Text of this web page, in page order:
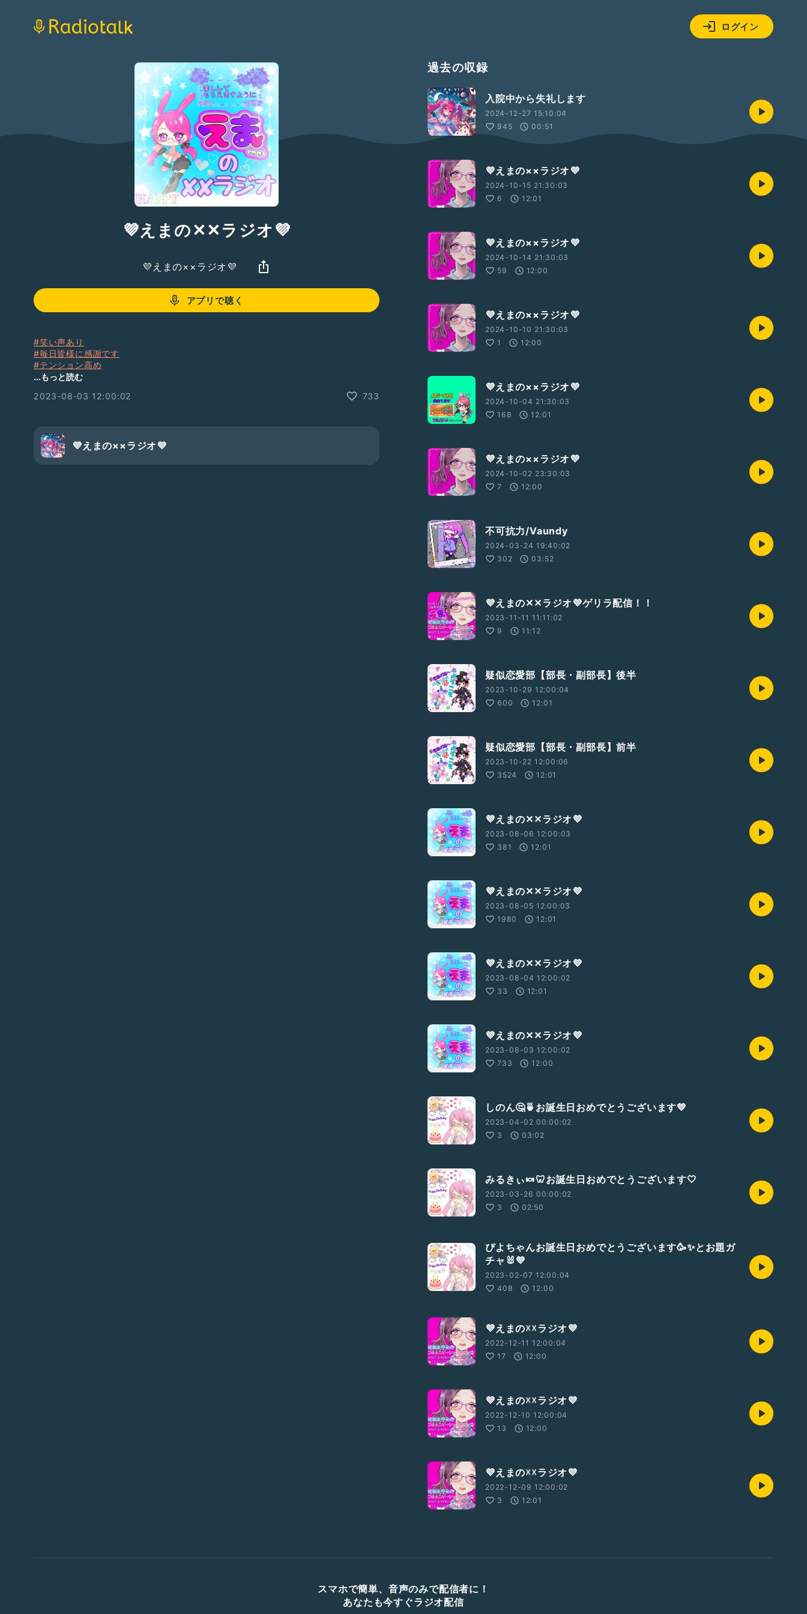
ログイン
💜えまの✕✕ラジオ💜
💜えまの××ラジオ💜
アプリで聴く
#笑い声あり
#毎日皆様に感謝です
#テンション高め
#皆様に聞きたい！
#新人さんいらっしゃい
#えまだから…許されたい
#わいわい楽しく過ごして欲しいと願います！
#皆様のおかげです！！
...もっと読む
2023-08-03 12:00:02
733
💜えまの××ラジオ💜
過去の収録
入院中から失礼します
2024-12-27 15:10:04
945
00:51
💜えまの××ラジオ💜
2024-10-15 21:30:03
6
12:01
💜えまの××ラジオ💜
2024-10-14 21:30:03
59
12:00
💜えまの××ラジオ💜
2024-10-10 21:30:03
1
12:00
💜えまの××ラジオ💜
2024-10-04 21:30:03
168
12:01
💜えまの××ラジオ💜
2024-10-02 23:30:03
7
12:00
不可抗力/Vaundy
2024-03-24 19:40:02
302
03:52
💜えまの✕✕ラジオ💜ゲリラ配信！！
2023-11-11 11:11:02
9
11:12
疑似恋愛部【部長・副部長】後半
2023-10-29 12:00:04
600
12:01
疑似恋愛部【部長・副部長】前半
2023-10-22 12:00:06
3524
12:01
💜えまの✕✕ラジオ💜
2023-08-06 12:00:03
381
12:01
💜えまの✕✕ラジオ💜
2023-08-05 12:00:03
1980
12:01
💜えまの✕✕ラジオ💜
2023-08-04 12:00:02
33
12:01
💜えまの✕✕ラジオ💜
2023-08-03 12:00:02
733
12:00
しのん🤔🍵お誕生日おめでとうございます💚
2023-04-02 00:00:02
3
03:02
みるきぃ🍬🦷お誕生日おめでとうございます🤍
2023-03-26 00:00:02
3
02:50
ぴよちゃんお誕生日おめでとうございます🥳✨とお題ガ
チャ🐰💜
2023-02-07 12:00:04
408
12:00
💜えまの☓☓ラジオ💜
2022-12-11 12:00:04
17
12:00
💜えまの☓☓ラジオ💜
2022-12-10 12:00:04
13
12:00
💜えまの☓☓ラジオ💜
2022-12-09 12:00:02
3
12:01
スマホで簡単、音声のみで配信者に！
あなたも今すぐラジオ配信